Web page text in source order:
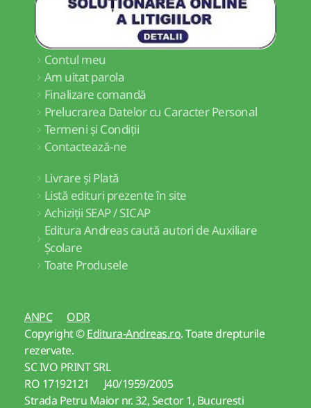
Contul meu
Am uitat parola
Finalizare comandă
Prelucrarea Datelor cu Caracter Personal
Termeni și Condiții
Contactează-ne
Livrare și Plată
Listă edituri prezente în site
Achiziții SEAP / SICAP
Editura Andreas caută autori de Auxiliare
Școlare
Toate Produsele
ANPC
ODR
Copyright ©Editura-Andreas.ro. Toate drepturile
rezervate.
SC IVO PRINT SRL
RO 17192121 J40/1959/2005
Strada Petru Maior nr. 32, Sector 1, Bucuresti